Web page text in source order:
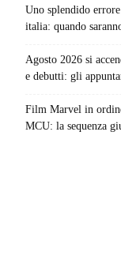
Uno splendido
italia: quando
Agosto 2026 si
e debutti: gli
Film Marvel in
MCU: la sequenza